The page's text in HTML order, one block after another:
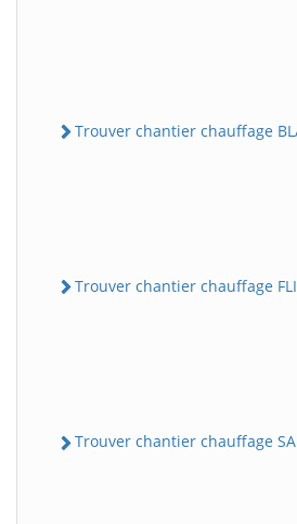
Trouver chantier chauffage
Trouver chantier chauffage
Trouver chantier chauffage